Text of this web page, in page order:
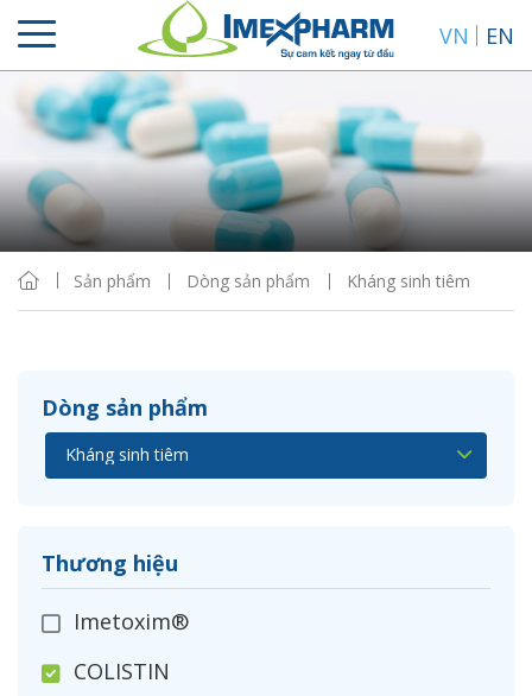
VN EN
Sản phẩm Dòng sản phẩm Kháng sinh tiêm
Dòng sản phẩm
Thương hiệu
Imetoxim®
COLISTIN
Sắp xếp
Hiển thị